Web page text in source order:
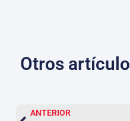
Otros
ANTERIOR